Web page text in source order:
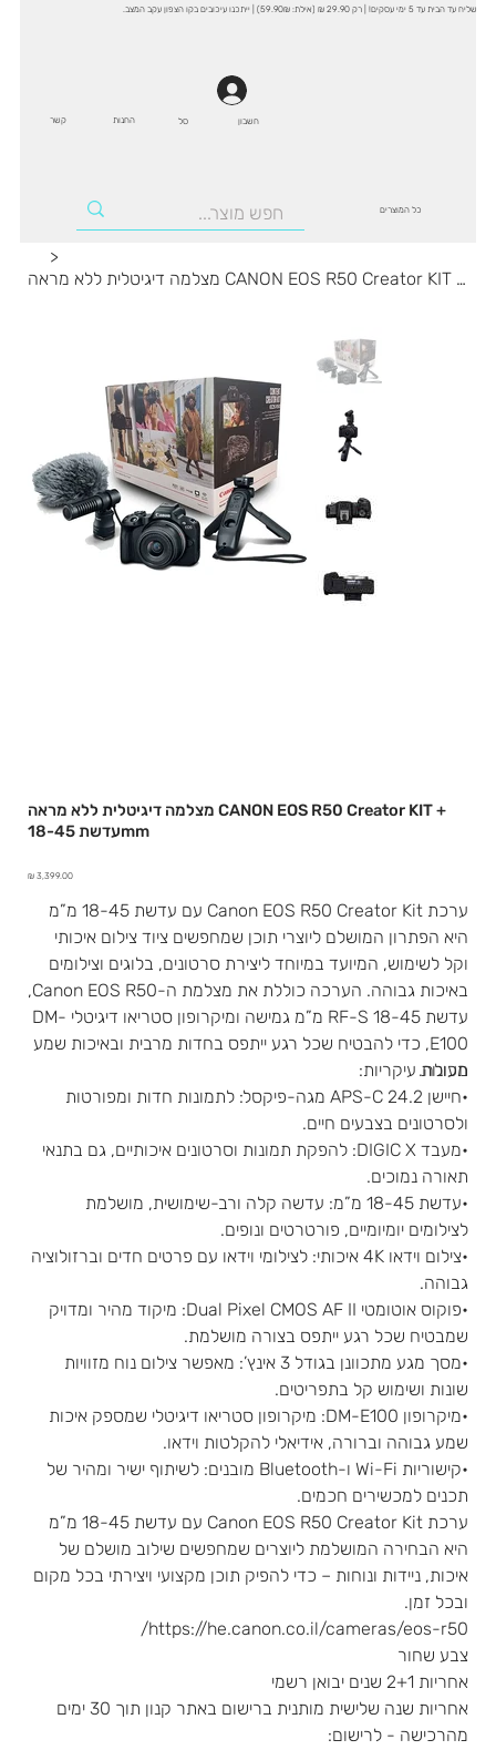
שליח עד הבית עד 5 ימי עסקים! | רק 29.90 ₪ (אילת: 59.90₪) | ייתכנו עיכובים בקו הצפון עקב המצב.
חשבון סל קשר החנות
כל המוצרים
>
מצלמה דיגיטלית ללא מראה CANON EOS R50 Creator KIT + עדשת 18-45mm
מצלמה דיגיטלית ללא מראה CANON EOS R50 Creator KIT +
עדשת 18-45mm
מחיר ‏3,399.00 ‏₪
ערכת Canon EOS R50 Creator Kit עם עדשת 18-45 מ”מ
היא הפתרון המושלם ליוצרי תוכן שמחפשים ציוד צילום איכותי
וקל לשימוש, המיועד במיוחד ליצירת סרטונים, בלוגים וצילומים
באיכות גבוהה. הערכה כוללת את מצלמת ה-Canon EOS R50,
עדשת RF-S 18-45 מ”מ גמישה ומיקרופון סטריאו דיגיטלי DM-
E100, כדי להבטיח שכל רגע ייתפס בחדות מרבית ובאיכות שמע
מעולה.
תכונות עיקריות:
•חיישן APS-C 24.2 מגה-פיקסל: לתמונות חדות ומפורטות
ולסרטונים בצבעים חיים.
•מעבד DIGIC X: להפקת תמונות וסרטונים איכותיים, גם בתנאי
תאורה נמוכים.
•עדשת 18-45 מ”מ: עדשה קלה ורב-שימושית, מושלמת
לצילומים יומיומיים, פורטרטים ונופים.
•צילום וידאו 4K איכותי: לצילומי וידאו עם פרטים חדים וברזולוציה
גבוהה.
•פוקוס אוטומטי Dual Pixel CMOS AF II: מיקוד מהיר ומדויק
שמבטיח שכל רגע ייתפס בצורה מושלמת.
•מסך מגע מתכוונן בגודל 3 אינץ’: מאפשר צילום נוח מזוויות
שונות ושימוש קל בתפריטים.
•מיקרופון DM-E100: מיקרופון סטריאו דיגיטלי שמספק איכות
שמע גבוהה וברורה, אידיאלי להקלטות וידאו.
•קישוריות Wi-Fi ו-Bluetooth מובנים: לשיתוף ישיר ומהיר של
תכנים למכשירים חכמים.
ערכת Canon EOS R50 Creator Kit עם עדשת 18-45 מ”מ
היא הבחירה המושלמת ליוצרים שמחפשים שילוב מושלם של
איכות, ניידות ונוחות – כדי להפיק תוכן מקצועי ויצירתי בכל מקום
ובכל זמן.
https://he.canon.co.il/cameras/eos-r50/
צבע שחור
אחריות 2+1 שנים יבואן רשמי
אחריות שנה שלישית מותנית ברישום באתר קנון תוך 30 ימים
מהרכישה - לרישום: